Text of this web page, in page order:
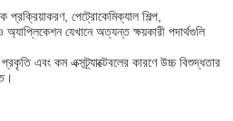
প্রক্রিয়াকরণ, পেট্রোকেমিক্যাল শিল্প,
অ্যাপ্লিকেশন যেখানে অত্যন্ত ক্ষয়কারী পদার্থগুলি
এবং কম এক্সট্র্যাক্টেবলের কারণে উচ্চ বিশুদ্ধতার